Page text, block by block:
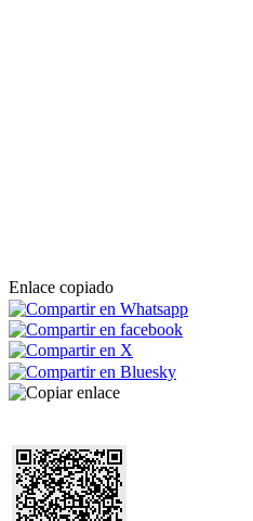
Enlace copiado